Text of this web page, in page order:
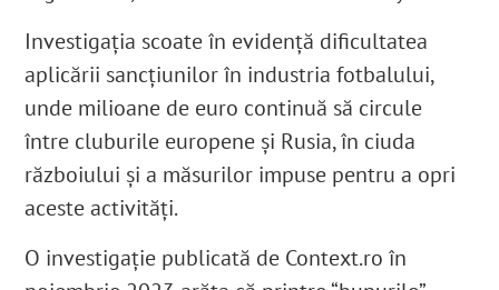
Investigația scoate în evidență dificultatea
aplicării sancțiunilor în industria fotbalului,
unde milioane de euro continuă să circule
între cluburile europene și Rusia, în ciuda
războiului și a măsurilor impuse pentru a opri
aceste activități.
O investigație publicată de Context.ro în